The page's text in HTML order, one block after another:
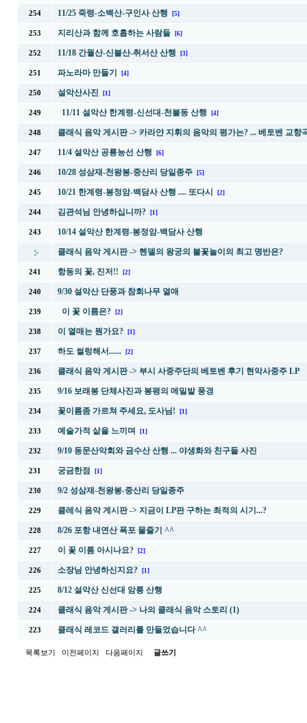
254 11/25 죽령-소백산-구인사 산행 [5]
253 지리산과 함께 호흡하는 사람들 [6]
252 11/18 간월산-신불산-취서산 산행 [3]
251 파노라마 만들기 [4]
250 설악산사진 [1]
249 11/11 설악산 한계령-신선대-천불동 산행 [4]
248 클래식 음악 게시판 ->카라얀 지휘의 음악의 평가는? ... 베토벤 교향
247 11/4 설악산 공룡능선 산행 [6]
246 10/28 성삼재-천왕봉-중산리 당일종주 [5]
245 10/21 한계령-봉정암-백담사 산행 .... 또다시 [2]
244 김관석님 안녕하십니까? [1]
243 10/14 설악산 한계령-봉정암-백담사 산행
클래식 음악 게시판 ->헨델의 왕궁의 불꽃놀이의 최고 명반은?
241 항동의 꽃, 진저!! [2]
240 9/30 설악산 단풍과 참회나무 열매
239 이 꽃 이름은? [2]
238 이 열매는 뭔가요? [1]
237 하도 썰렁해서...... [2]
236 클래식 음악 게시판 ->부시 사중주단의 베토벤 후기 현악사중주 LP
235 9/16 보래봉 단체사진과 봉평의 메밀밭 풍경
234 꽃이름좀 가르쳐 주세요, 도사님! [1]
233 예술가적 삶을 느끼며 [1]
232 9/10 동문산악회와 금수산 산행 ... 야생화와 친구들 사진
231 궁금한점 [1]
230 9/2 성삼재-천왕봉-중산리 당일종주
229 클레식 음악 게시판 -> 지금이 LP판 구하는 최적의 시기...?
228 8/26 포항 내연산 폭포 물줄기 ^^
227 이 꽃 이름 아시나요? [2]
226 소장님 안녕하신지요? [1]
225 8/12 설악산 신선대 암릉 산행
224 클래식 음악 게시판 -> 나의 클래식 음악 스토리 (1)
223 클래식 레코드 갤러리를 만들었습니다 ^^
목록보기 이전페이지 다음페이지 글쓰기